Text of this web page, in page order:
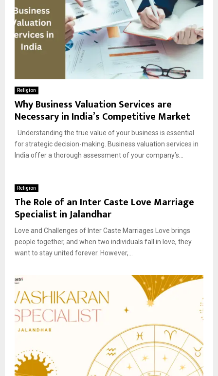
Religion
Why Business Valuation Services are
Necessary in India’s Competitive Market
Understanding the true value of your business is essential
for strategic decision-making. Business valuation services in
India offer a thorough assessment of your company’s...
Religion
The Role of an Inter Caste Love Marriage
Specialist in Jalandhar
Love and Challenges of Inter Caste Marriages Love brings
people together, and when two individuals fall in love, they
want to stay united forever. However,...